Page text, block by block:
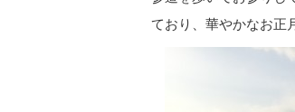
ており、華やかなお正